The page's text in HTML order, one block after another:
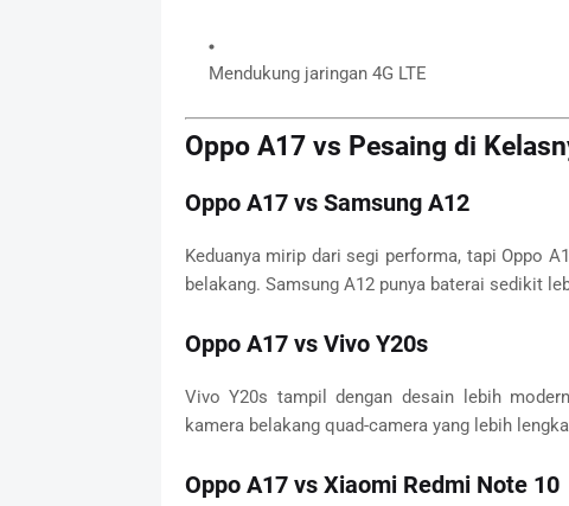
Mendukung jaringan 4G LTE
Oppo A17 vs Pesaing di
Oppo A17 vs Samsung A12
Keduanya mirip dari segi performa, tapi Oppo
belakang. Samsung A12 punya baterai sedikit
Oppo A17 vs Vivo Y20s
Vivo Y20s tampil dengan desain lebih
kamera belakang quad-camera yang lebih
Oppo A17 vs Xiaomi Redmi Note 10